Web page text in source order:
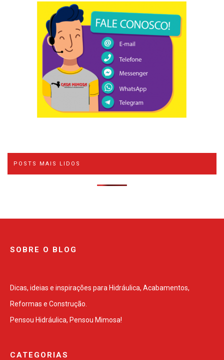
POSTS MAIS LIDOS
SOBRE O BLOG
Dicas, ideias e inspirações para Hidráulica, Acabamentos,
Reformas e Construção.
Pensou Hidráulica, Pensou Mimosa!
CATEGORIAS